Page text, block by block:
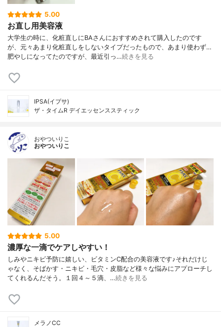
5.00
お直し用美容液
大学生の時に、化粧直しにBAさんにおすすめされて購入したのです
が、元々あまり化粧直しをしないタイプだったもので、あまり使わず…
肥やしになってたのですが、最近引っ…続きを見る
IPSA(イプサ)
ザ・タイムR デイエッセンススティック
おやついりこ
おやついりこ
5.00
濃厚な一滴でケアしやすい！
しみやニキビ予防に嬉しい、ビタミンC配合の美容液です♪それだけじ
ゃなく、そばかす・ニキビ・毛穴・皮脂など様々な悩みにアプローチし
てくれるんだそう。１回４～５滴、…続きを見る
メラノCC